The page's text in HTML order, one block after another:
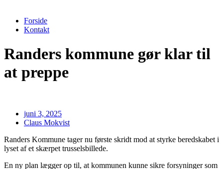
Forside
Kontakt
Randers kommune gør klar til
at preppe
juni 3, 2025
Claus Mokvist
Randers Kommune tager nu første skridt mod at styrke beredskabet i
lyset af et skærpet trusselsbillede.
En ny plan lægger op til, at kommunen kunne sikre forsyninger som